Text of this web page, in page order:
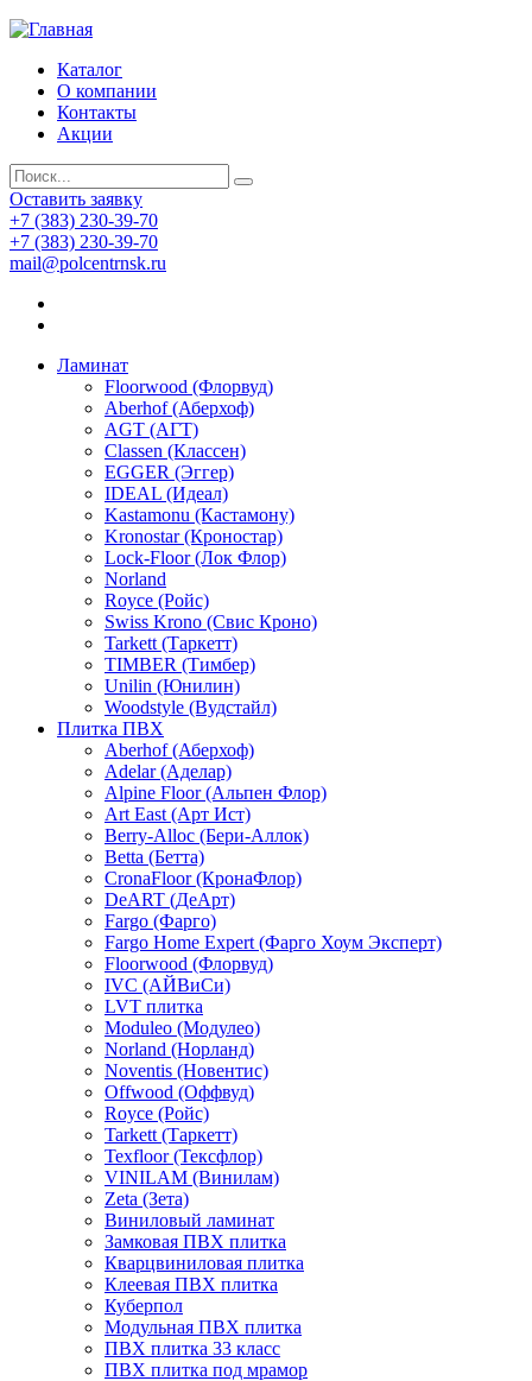
Каталог
О компании
Контакты
Акции
Оставить заявку
+7 (383) 230-39-70
+7 (383) 230-39-70
mail@polcentrnsk.ru
Ламинат
Floorwood (Флорвуд)
Aberhof (Аберхоф)
AGT (АГТ)
Classen (Классен)
EGGER (Эггер)
IDEAL (Идеал)
Kastamonu (Кастамону)
Kronostar (Кроностар)
Lock-Floor (Лок Флор)
Norland
Royce (Ройс)
Swiss Krono (Свис Кроно)
Tarkett (Таркетт)
TIMBER (Тимбер)
Unilin (Юнилин)
Woodstyle (Вудстайл)
Плитка ПВХ
Aberhof (Аберхоф)
Adelar (Аделар)
Alpine Floor (Альпен Флор)
Art East (Арт Ист)
Berry-Alloc (Бери-Аллок)
Betta (Бетта)
CronaFloor (КронаФлор)
DeART (ДеАрт)
Fargo (Фарго)
Fargo Home Expert (Фарго Хоум Эксперт)
Floorwood (Флорвуд)
IVC (АЙВиСи)
LVT плитка
Moduleo (Модулео)
Norland (Норланд)
Noventis (Новентис)
Offwood (Оффвуд)
Royce (Ройс)
Tarkett (Таркетт)
Texfloor (Тексфлор)
VINILAM (Винилам)
Zeta (Зета)
Виниловый ламинат
Замковая ПВХ плитка
Кварцвиниловая плитка
Клеевая ПВХ плитка
Куберпол
Модульная ПВХ плитка
ПВХ плитка 33 класс
ПВХ плитка под мрамор